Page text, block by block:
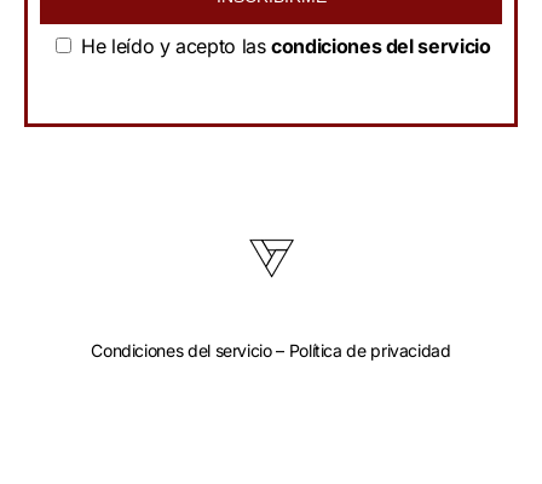
He leído y acepto lascondiciones del servicio
Condiciones del servicio– Política de privacidad